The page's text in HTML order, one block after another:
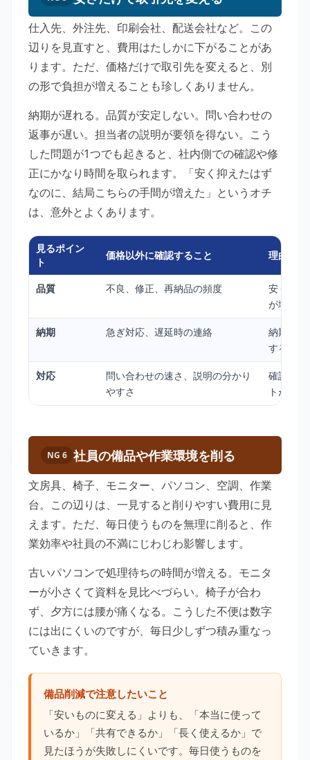
仕入先、外注先、印刷会社、配送会社など。この
辺りを見直すと、費用はたしかに下がることがあ
ります。ただ、価格だけで取引先を変えると、別
の形で負担が増えることも珍しくありません。
納期が遅れる。品質が安定しない。問い合わせの
返事が遅い。担当者の説明が要領を得ない。こう
した問題が1つでも起きると、社内側での確認や修
正にかなり時間を取られます。「安く抑えたはず
なのに、結局こちらの手間が増えた」というオチ
は、意外とよくあります。
見るポイン
ト
価格以外に確認すること 理由
品質 不良、修正、再納品の頻度
安くて
が増える
納期 急ぎ対応、遅延時の連絡
納期遅
する
対応
問い合わせの速さ、説明の分かり
やすさ
確認に
トが増
NG 6 社員の備品や作業環境を削る
文房具、椅子、モニター、パソコン、空調、作業
台。この辺りは、一見すると削りやすい費用に見
えます。ただ、毎日使うものを無理に削ると、作
業効率や社員の不満にじわじわ影響します。
古いパソコンで処理待ちの時間が増える。モニタ
ーが小さくて資料を見比べづらい。椅子が合わ
ず、夕方には腰が痛くなる。こうした不便は数字
には出にくいのですが、毎日少しずつ積み重なっ
ていきます。
備品削減で注意したいこと
「安いものに変える」よりも、「本当に使って
いるか」「共有できるか」「長く使えるか」で
見たほうが失敗しにくいです。毎日使うものを